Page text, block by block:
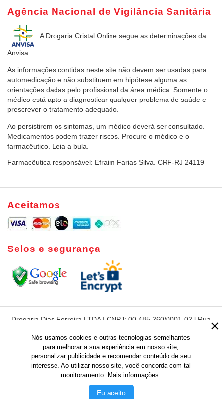
Agência Nacional de Vigilância Sanitária
A Drogaria Cristal Online segue as determinações da
Anvisa.
As informações contidas neste site não devem ser usadas para
automedicação e não substituem em hipótese alguma as
orientações dadas pelo profissional da área médica. Somente o
médico está apto a diagnosticar qualquer problema de saúde e
prescrever o tratamento adequado.
Ao persistirem os sintomas, um médico deverá ser consultado.
Medicamentos podem trazer riscos. Procure o médico e o
farmacêutico. Leia a bula.
Farmacêutica responsável: Efraim Farias Silva. CRF-RJ 24119
Aceitamos
Selos e segurança
Drogaria Dias Ferreira LTDA I CNPJ: 00.485.260/0001-02 l Rua
050
Preços e condições de pagamentos são exclusivos para compras via
Internet, válidos para o dia de hoje ou enquanto durarem nossos
estoques, não sendo obrigatoriamente o mesmo que os praticados em
lojas.
Nós usamos cookies e outras tecnologias semelhantes
para melhorar a sua experiência em nosso site,
personalizar publicidade e recomendar conteúdo de seu
interesse. Ao utilizar nosso site, você concorda com tal
monitoramento. Mais informações.